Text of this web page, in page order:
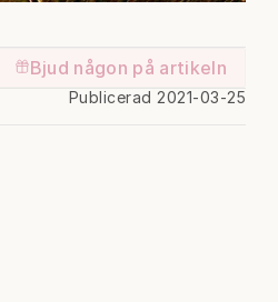
Bjud någon på artikeln
Publicerad 2021-03-25